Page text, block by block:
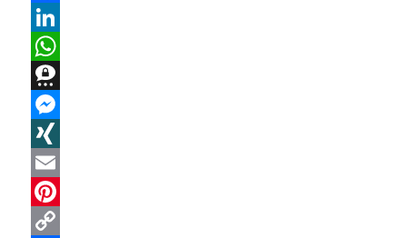
Facebook
LinkedIn
WhatsApp
Threema
Messenger
XING
Email
Pinterest